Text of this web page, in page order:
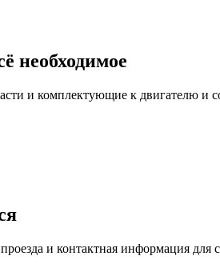
необходимое
и комплектующие к двигателю и
и контактная информация для